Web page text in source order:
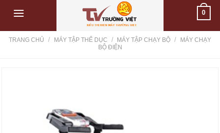
content
0
TRANG CHỦ / MÁY TẬP THỂ DỤC / MÁY TẬP CHẠY BỘ /
MÁY CHẠY
BỘ ĐIỆN